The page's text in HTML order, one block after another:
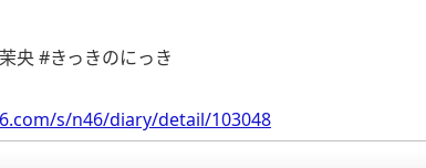
央 #きっきのにっき
s/n46/diary/detail/103048